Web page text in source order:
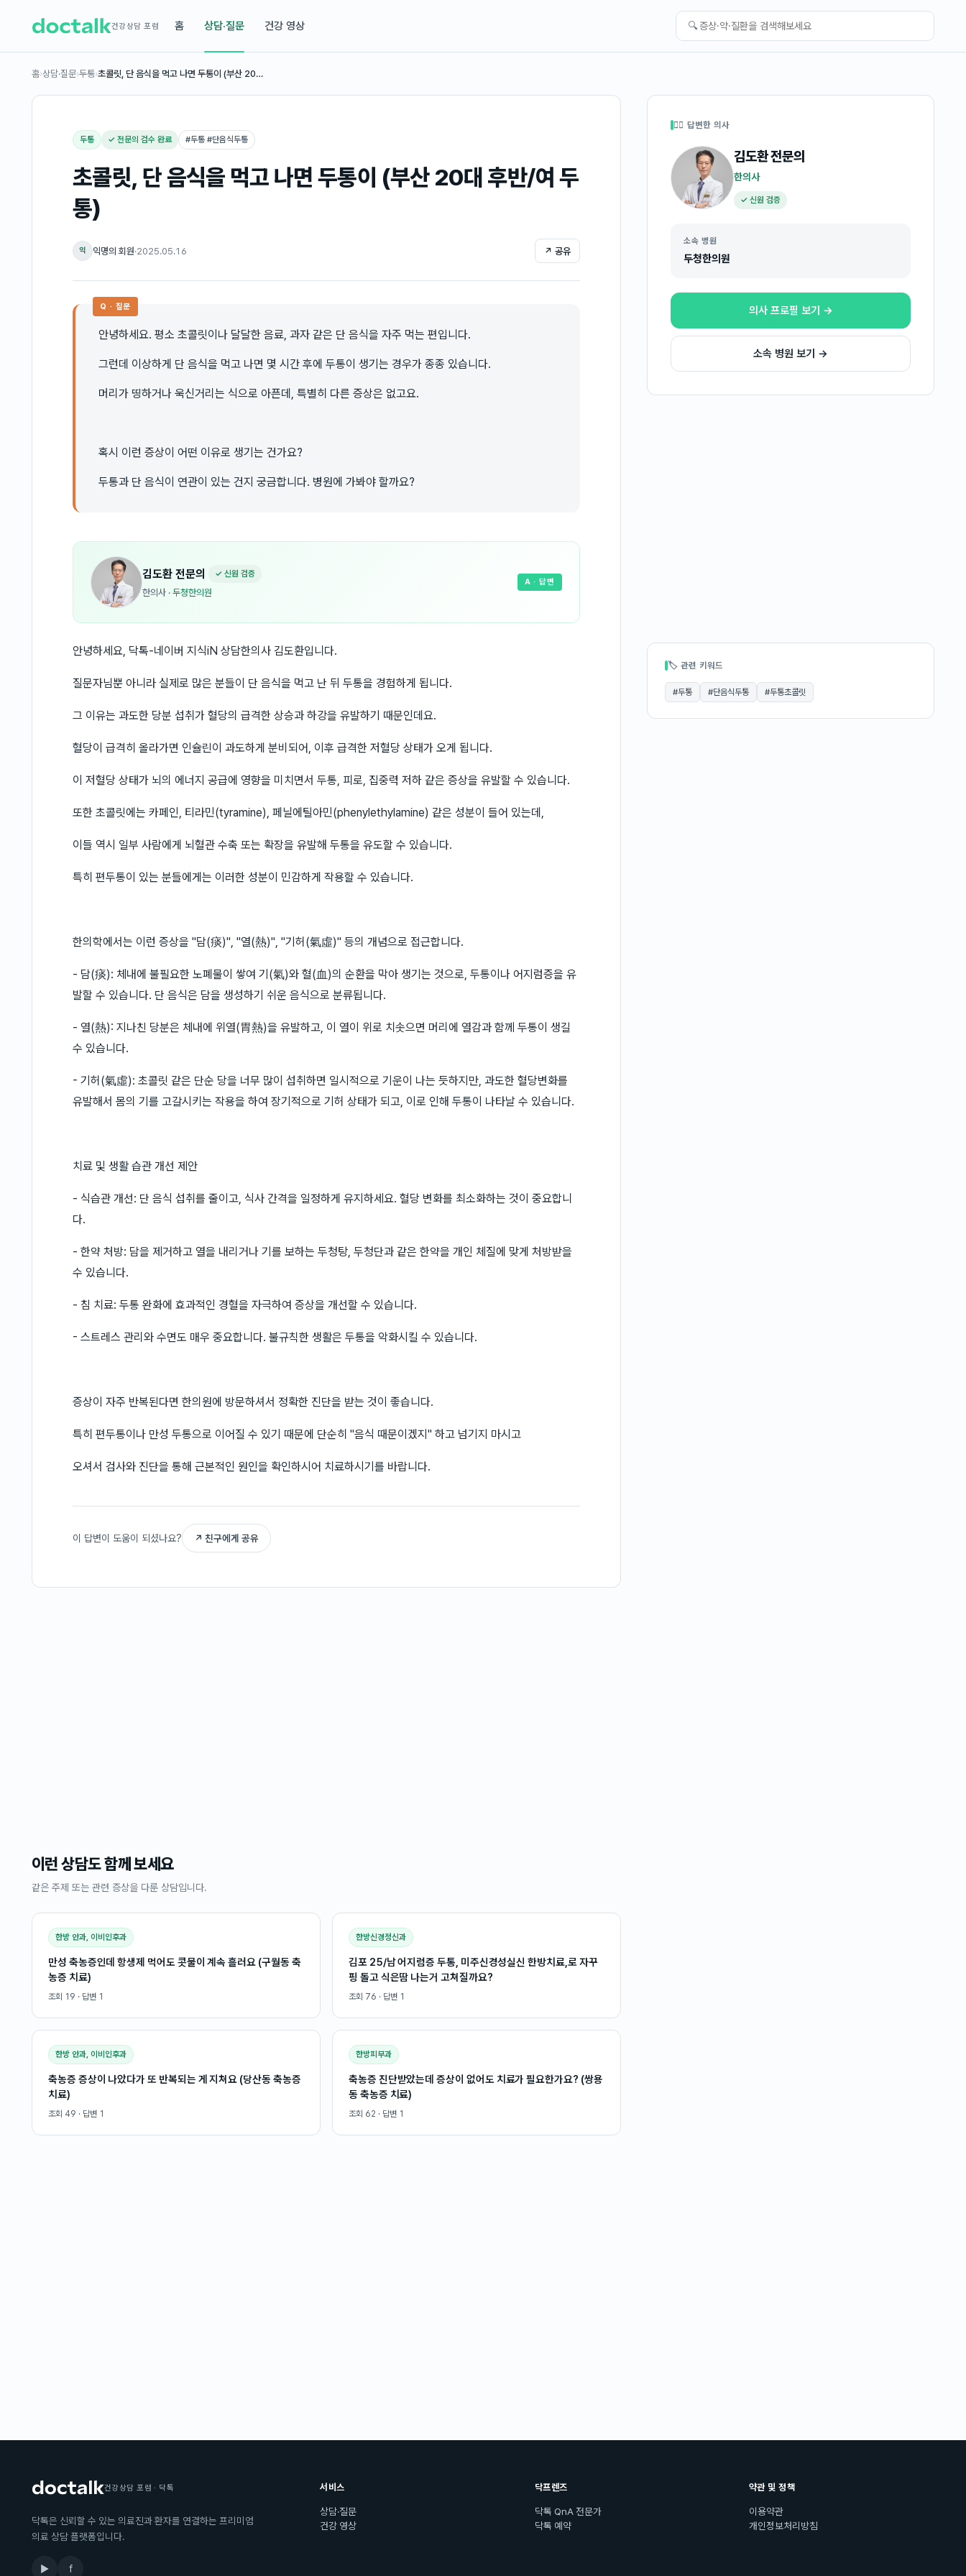
건강상담 포럼 홈 상담·질문 건강 영상 🔍
홈›상담·질문›두통›초콜릿, 단 음식을 먹고 나면 두통이 (부산 20…
두통 ✓ 전문의 검수 완료 #두통 #단음식두통
초콜릿, 단 음식을 먹고 나면 두통이 (부산 20대 후반/여 두
통)
익 익명의 회원·2025.05.16 ↗ 공유
Q · 질문
안녕하세요. 평소 초콜릿이나 달달한 음료, 과자 같은 단 음식을 자주 먹는 편입니다.
그런데 이상하게 단 음식을 먹고 나면 몇 시간 후에 두통이 생기는 경우가 종종 있습니다.
머리가 띵하거나 욱신거리는 식으로 아픈데, 특별히 다른 증상은 없고요.
혹시 이런 증상이 어떤 이유로 생기는 건가요?
두통과 단 음식이 연관이 있는 건지 궁금합니다. 병원에 가봐야 할까요?
김도환 전문의 ✓ 신원 검증
한의사 · 두청한의원
A · 답변
안녕하세요, 닥톡-네이버 지식iN 상담한의사 김도환입니다.
질문자님뿐 아니라 실제로 많은 분들이 단 음식을 먹고 난 뒤 두통을 경험하게 됩니다.
그 이유는 과도한 당분 섭취가 혈당의 급격한 상승과 하강을 유발하기 때문인데요.
혈당이 급격히 올라가면 인슐린이 과도하게 분비되어, 이후 급격한 저혈당 상태가 오게 됩니다.
이 저혈당 상태가 뇌의 에너지 공급에 영향을 미치면서 두통, 피로, 집중력 저하 같은 증상을 유발할 수 있습니다.
또한 초콜릿에는 카페인, 티라민(tyramine), 페닐에틸아민(phenylethylamine) 같은 성분이 들어 있는데,
이들 역시 일부 사람에게 뇌혈관 수축 또는 확장을 유발해 두통을 유도할 수 있습니다.
특히 편두통이 있는 분들에게는 이러한 성분이 민감하게 작용할 수 있습니다.
한의학에서는 이런 증상을 "담(痰)", "열(熱)", "기허(氣虛)" 등의 개념으로 접근합니다.
- 담(痰): 체내에 불필요한 노폐물이 쌓여 기(氣)와 혈(血)의 순환을 막아 생기는 것으로, 두통이나 어지럼증을 유
발할 수 있습니다. 단 음식은 담을 생성하기 쉬운 음식으로 분류됩니다.
- 열(熱): 지나친 당분은 체내에 위열(胃熱)을 유발하고, 이 열이 위로 치솟으면 머리에 열감과 함께 두통이 생길
수 있습니다.
- 기허(氣虛): 초콜릿 같은 단순 당을 너무 많이 섭취하면 일시적으로 기운이 나는 듯하지만, 과도한 혈당변화를
유발해서 몸의 기를 고갈시키는 작용을 하여 장기적으로 기허 상태가 되고, 이로 인해 두통이 나타날 수 있습니다.
치료 및 생활 습관 개선 제안
- 식습관 개선: 단 음식 섭취를 줄이고, 식사 간격을 일정하게 유지하세요. 혈당 변화를 최소화하는 것이 중요합니
다.
- 한약 처방: 담을 제거하고 열을 내리거나 기를 보하는 두청탕, 두청단과 같은 한약을 개인 체질에 맞게 처방받을
수 있습니다.
- 침 치료: 두통 완화에 효과적인 경혈을 자극하여 증상을 개선할 수 있습니다.
- 스트레스 관리와 수면도 매우 중요합니다. 불규칙한 생활은 두통을 악화시킬 수 있습니다.
증상이 자주 반복된다면 한의원에 방문하셔서 정확한 진단을 받는 것이 좋습니다.
특히 편두통이나 만성 두통으로 이어질 수 있기 때문에 단순히 "음식 때문이겠지" 하고 넘기지 마시고
오셔서 검사와 진단을 통해 근본적인 원인을 확인하시어 치료하시기를 바랍니다.
이 답변이 도움이 되셨나요? ↗ 친구에게 공유
이런 상담도 함께 보세요
같은 주제 또는 관련 증상을 다룬 상담입니다.
한방 안과, 이비인후과
만성 축농증인데 항생제 먹어도 콧물이 계속 흘러요 (구월동 축
농증 치료)
조회 19 · 답변 1
한방신경정신과
김포 25/남 어지럼증 두통, 미주신경성실신 한방치료,로 자꾸
핑 돌고 식은땀 나는거 고쳐질까요?
조회 76 · 답변 1
한방 안과, 이비인후과
축농증 증상이 나았다가 또 반복되는 게 지쳐요 (당산동 축농증
치료)
조회 49 · 답변 1
한방피부과
축농증 진단받았는데 증상이 없어도 치료가 필요한가요? (쌍용
동 축농증 치료)
조회 62 · 답변 1
👩‍⚕️ 답변한 의사
김도환전문의
한의사
✓ 신원 검증
소속 병원
두청한의원
의사 프로필 보기 →
소속 병원 보기 →
🏷 관련 키워드
#두통 #단음식두통 #두통초콜릿
건강상담 포럼 · 닥톡
닥톡은 신뢰할 수 있는 의료진과 환자를 연결하는 프리미엄
의료 상담 플랫폼입니다.
▶ f
서비스
상담·질문
건강 영상
닥프렌즈
닥톡 QnA 전문가
닥톡 예약
약관 및 정책
이용약관
개인정보처리방침